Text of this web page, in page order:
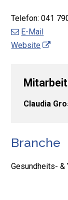
Telefon:041
E-Mail
Website
Claudia
Branche
Gesundheits-